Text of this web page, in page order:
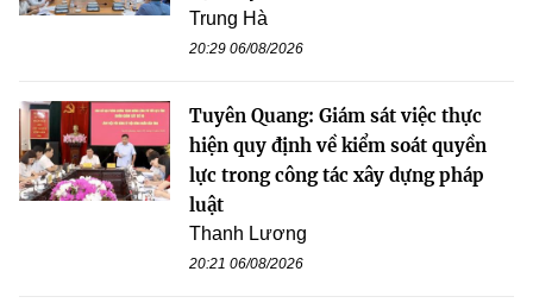
Trung Hà
20:29 06/08/2026
Tuyên Quang: Giám sát việc thực
hiện quy định về kiểm soát quyền
lực trong công tác xây dựng pháp
luật
Thanh Lương
20:21 06/08/2026